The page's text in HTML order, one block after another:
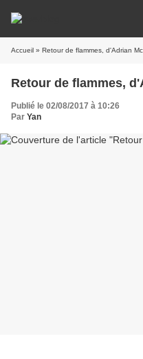
Accueil » Retour de flammes, d'Adrian
Retour de flammes,
Publié le 02/08/2017 à 10:26
Par Yan